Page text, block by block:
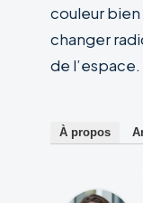
couleur
changer
de l’espace.
À propos